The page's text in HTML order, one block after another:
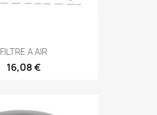
FILTRE A AIR
16,08 €